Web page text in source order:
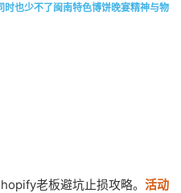
也少不了闽南特色博饼晚宴精神与物
老板避坑止损攻略。 活动